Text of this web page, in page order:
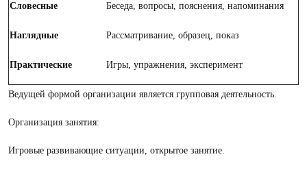
Словесные Беседа, вопросы, пояснения, напоминания
Наглядные Рассматривание, образец, показ
Практические Игры, упражнения, эксперимент
Ведущей формой организации является групповая деятельность.
Организация занятия:
Игровые развивающие ситуации, открытое занятие.